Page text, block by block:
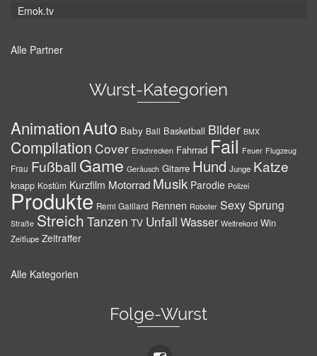
Emok.tv
Alle Partner
Wurst-Kategorien
AnimationAuto Baby Ball Basketball Bilder BMX
Compilation Cover Erschrecken Fahrrad Fail Feuer Flugzeug
Frau Fußball Game Geräusch Gitarre Hund Junge Katze
knapp Kostüm Kurzfilm Motorrad Musik Parodie Polizei
Produkte Remi Gaillard Rennen Roboter SexySprung
Straße Streich Tanzen TV Unfall Wasser Weltrekord Win
Zeitlupe Zeitraffer
Alle Kategorien
Folge-Wurst